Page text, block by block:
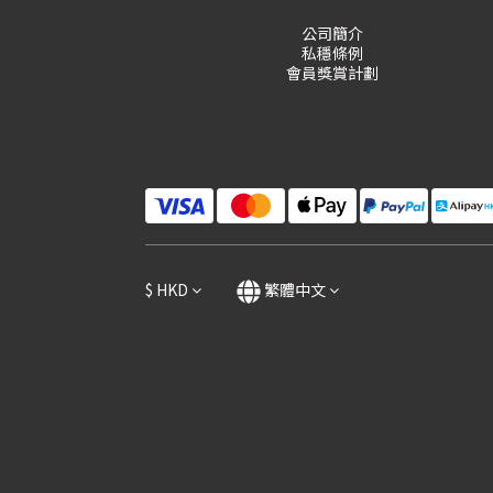
公司簡介
私穩條例
會員獎賞計劃
$ HKD 繁體中文